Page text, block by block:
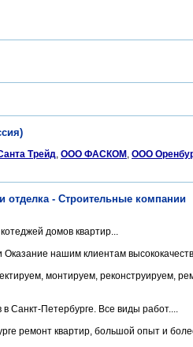
Трейд, ООО ФАСКОМ , ООО
отделка - Строительные компании
домов квартир...
нашим клиентам
монтируем, реконструируем,
Санкт-Петербурге. Все виды работ....
ремонт квартир, большой опыт и